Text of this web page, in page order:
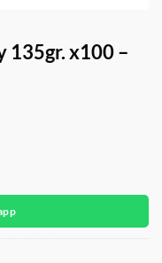
135gr. x100 –